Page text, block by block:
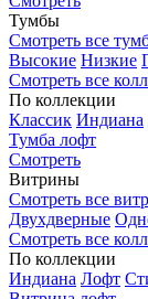
Тумбы
Смотреть все
Высокие Низкие
Смотреть все
По коллекции
Классик Индиана
Тумба лофт
Смотреть
Витрины
Смотреть все
Двухдверные
Смотреть все
По коллекции
Индиана Лофт